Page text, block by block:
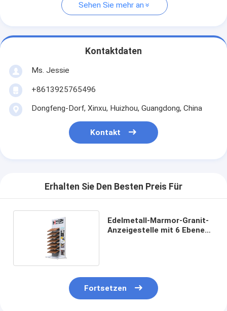
Sehen Sie mehr an
Kontaktdaten
Ms. Jessie
+8613925765496
Dongfeng-Dorf, Xinxu, Huizhou, Guangdong, China
Kontakt
Erhalten Sie Den Besten Preis Für
Edelmetall-Marmor-Granit-
Anzeigestelle mit 6 Ebenen
Fortsetzen